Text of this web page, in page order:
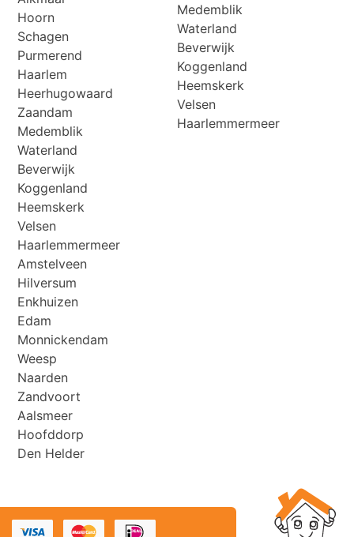
Hoorn
Schagen
Purmerend
Haarlem
Heerhugowaard
Zaandam
Medemblik
Waterland
Beverwijk
Koggenland
Heemskerk
Velsen
Haarlemmermeer
Amstelveen
Hilversum
Enkhuizen
Edam
Monnickendam
Weesp
Naarden
Zandvoort
Aalsmeer
Hoofddorp
Den Helder
Medemblik
Waterland
Beverwijk
Koggenland
Heemskerk
Velsen
Haarlemmermeer